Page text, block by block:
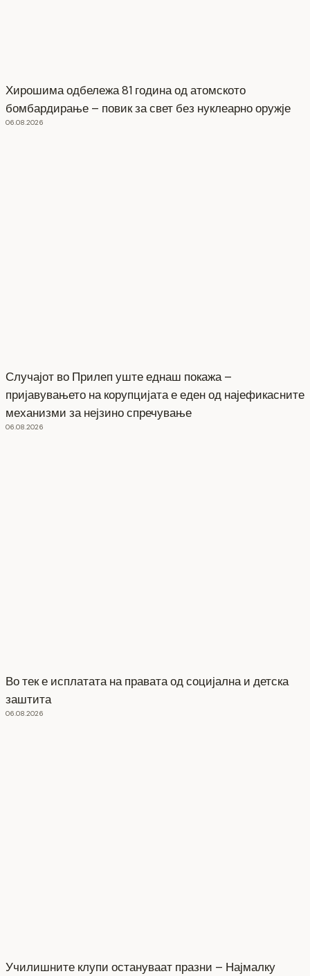
Хирошима одбележа 81 година од атомското
бомбардирање – повик за свет без нуклеарно оружје
06.08.2026
Случајот во Прилеп уште еднаш покажа –
пријавувањето на корупцијата е еден од најефикасните
механизми за нејзино спречување
06.08.2026
Во тек е исплатата на правата од социјална и детска
заштита
06.08.2026
Училишните клупи остануваат празни – Најмалку